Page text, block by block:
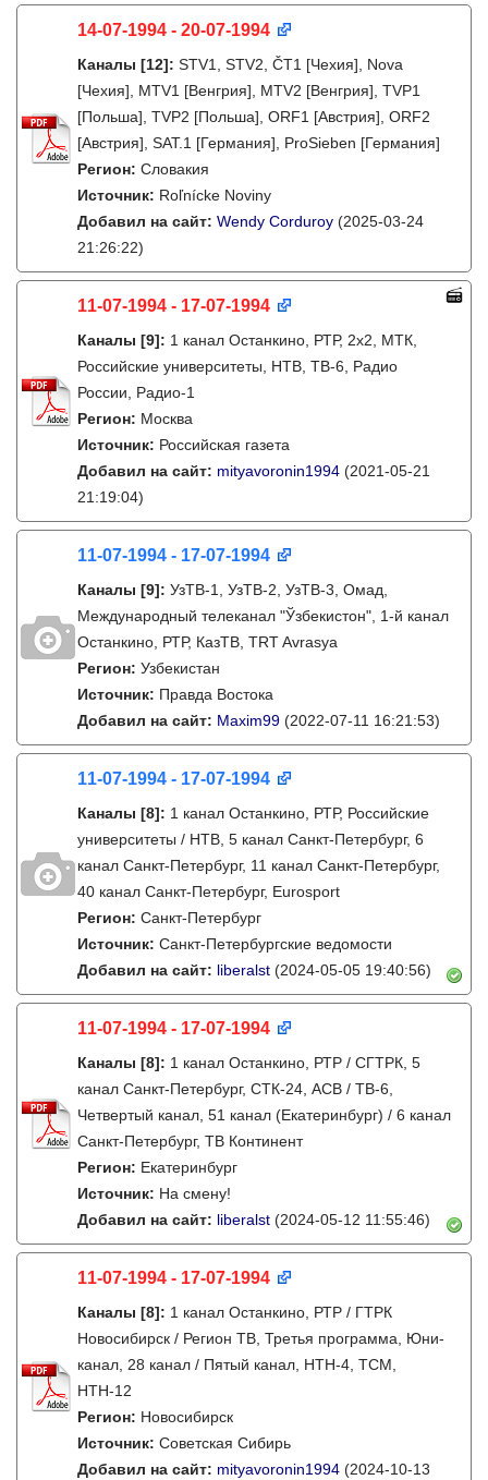
14-07-1994 - 20-07-1994
Каналы [12]: STV1, STV2, ČT1 [Чехия], Nova
[Чехия], MTV1 [Венгрия], MTV2 [Венгрия], TVP1
[Польша], TVP2 [Польша], ORF1 [Австрия], ORF2
[Австрия], SAT.1 [Германия], ProSieben [Германия]
Регион: Словакия
Источник: Roľnícke Noviny
Добавил на сайт: Wendy Corduroy (2025-03-24
21:26:22)
11-07-1994 - 17-07-1994
Каналы [9]: 1 канал Останкино, РТР, 2х2, МТК,
Российские университеты, НТВ, ТВ-6, Радио
России, Радио-1
Регион: Москва
Источник: Российская газета
Добавил на сайт: mityavoronin1994 (2021-05-21
21:19:04)
11-07-1994 - 17-07-1994
Каналы [9]: УзТВ-1, УзТВ-2, УзТВ-3, Омад,
Международный телеканал "Ўзбекистон", 1-й канал
Останкино, РТР, КазТВ, TRT Avrasya
Регион: Узбекистан
Источник: Правда Востока
Добавил на сайт: Maxim99 (2022-07-11 16:21:53)
11-07-1994 - 17-07-1994
Каналы [8]: 1 канал Останкино, РТР, Российские
университеты / НТВ, 5 канал Санкт-Петербург, 6
канал Санкт-Петербург, 11 канал Санкт-Петербург,
40 канал Санкт-Петербург, Eurosport
Регион: Санкт-Петербург
Источник: Санкт-Петербургские ведомости
Добавил на сайт: liberalst (2024-05-05 19:40:56)
11-07-1994 - 17-07-1994
Каналы [8]: 1 канал Останкино, РТР / СГТРК, 5
канал Санкт-Петербург, СТК-24, АСВ / ТВ-6,
Четвертый канал, 51 канал (Екатеринбург) / 6 канал
Санкт-Петербург, ТВ Континент
Регион: Екатеринбург
Источник: На смену!
Добавил на сайт: liberalst (2024-05-12 11:55:46)
11-07-1994 - 17-07-1994
Каналы [8]: 1 канал Останкино, РТР / ГТРК
Новосибирск / Регион ТВ, Третья программа, Юни-
канал, 28 канал / Пятый канал, НТН-4, ТСМ,
НТН-12
Регион: Новосибирск
Источник: Советская Сибирь
Добавил на сайт: mityavoronin1994 (2024-10-13